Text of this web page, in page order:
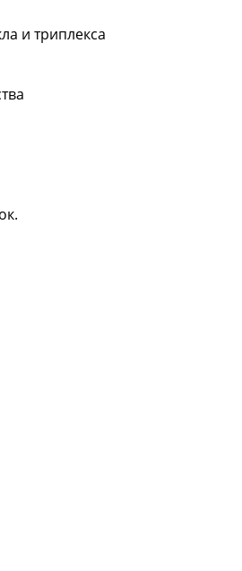
и триплекса